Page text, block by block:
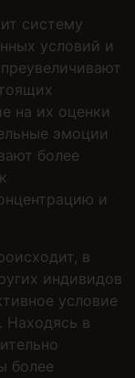
систему
условий и
на их оценки
эмоции
более
и
в
индивидов
условие
Находясь в
более